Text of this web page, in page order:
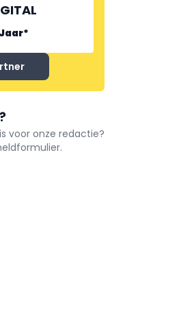
*
voor onze redactie?